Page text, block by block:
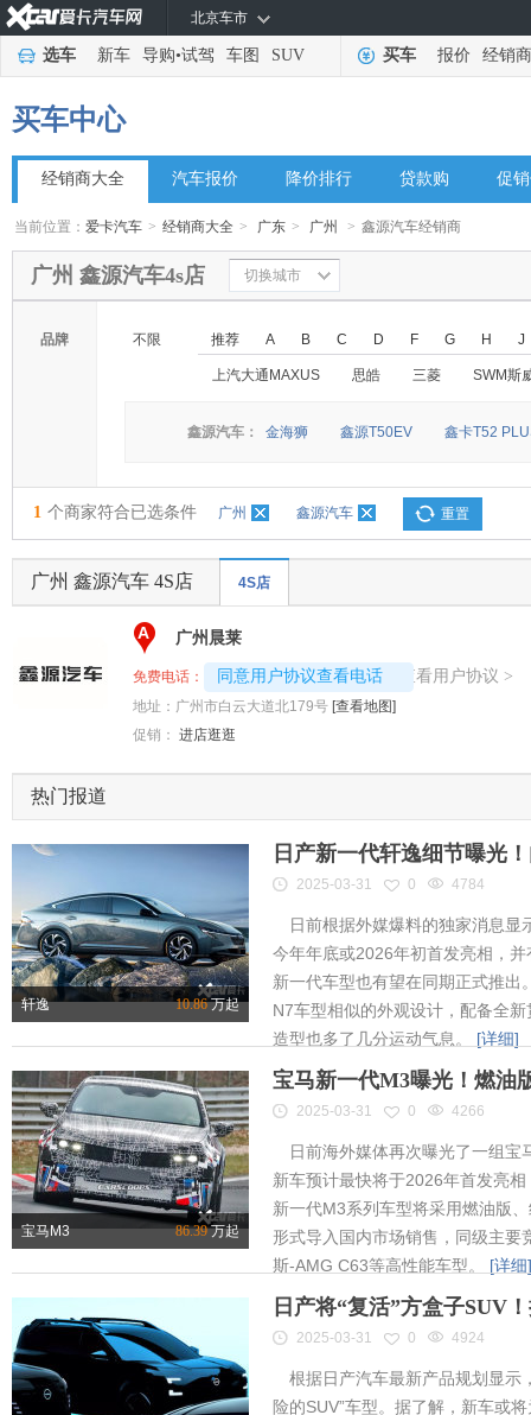
北京车市
选车 新车 导购•试驾 车图 SUV 买车 报价 经销商
买车中心
经销商大全 汽车报价 降价排行 贷款购 促
当前位置：爱卡汽车 > 经销商大全 > 广东 > 广州 > 鑫源汽车经销商
广州 鑫源汽车4s店 切换城市
品牌 不限 推荐 A B C D F G H J
上汽大通MAXUS 思皓 三菱 SWM斯
鑫源汽车： 金海狮 鑫源T50EV 鑫卡T52
1 个商家符合已选条件 广州 鑫源汽车 重置
广州 鑫源汽车 4S店 4S店
A 广州晨莱
免费电话： 同意用户协议查看电话
4008192696-8082 查看用户协议 >
地址： 广州市白云大道北179号 [查看地图]
促销： 进店逛逛
热门报道
轩逸 10.86万起
日产新一代轩逸细节曝光
2025-03-31 0 4784
日前根据外媒爆料的独家消息显
今年年底或2026年初首发亮相，
新一代车型也有望在同期正式推出
N7车型相似的外观设计，配备全
造型也多了几分运动气息。 [详细]
宝马M3 86.39万起
宝马新一代M3曝光！燃油
2025-03-31 0 4266
日前海外媒体再次曝光了一组宝
新车预计最快将于2026年首发亮
新一代M3系列车型将采用燃油版
形式导入国内市场销售，同级主要
斯-AMG C63等高性能车型。 [详细]
日产将“复活”方盒子SUV
2025-03-31 0 4924
根据日产汽车最新产品规划显示
险的SUV”车型。据了解，新车或